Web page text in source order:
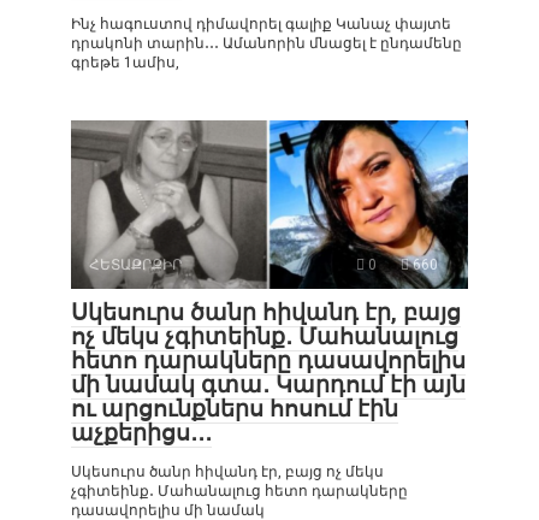
Ինչ հագուստով դիմավորել գալիք Կանաչ փայտե
դրակոնի տարին․․․ Ամանորին մնացել է ընդամենը
գրեթե 1ամիս,
ՀԵՏԱՔՐՔԻՐ 0 660
Սկեսուրս ծանր հիվանդ էր, բայց
ոչ մեկս չգիտեինք․ Մահանալուց
հետո դարակները դասավորելիս
մի նամակ գտա․ Կարդում էի այն
ու արցունքներս հոսում էին
աչքերիցս․․․
Սկեսուրս ծանր հիվանդ էր, բայց ոչ մեկս
չգիտեինք․ Մահանալուց հետո դարակները
դասավորելիս մի նամակ